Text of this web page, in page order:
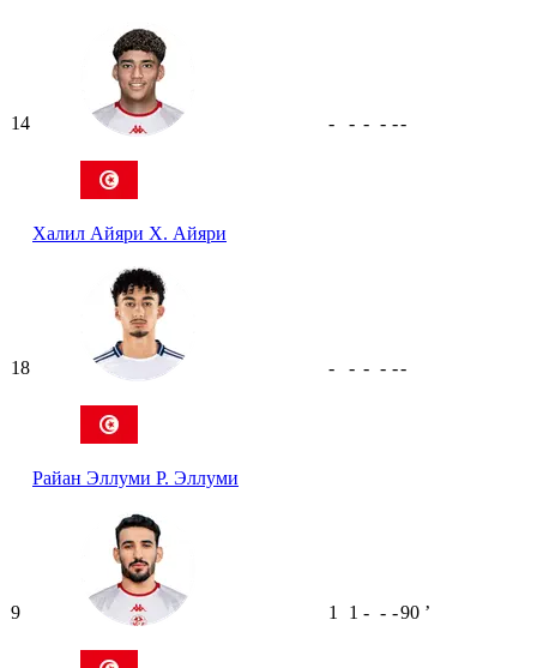
14
Халил Айяри Х. Айяри
- - - - --
18
Райан Эллуми Р. Эллуми
- - - - --
9 1 1 - - -90 ʼ